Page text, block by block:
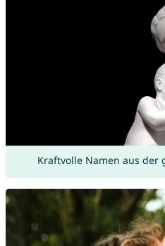
Kraftvolle Namen aus der